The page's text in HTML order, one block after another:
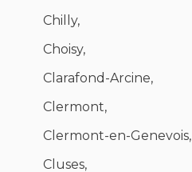
Chilly,
Choisy,
Clarafond-Arcine,
Clermont,
Clermont-en-Genevois,
Cluses,